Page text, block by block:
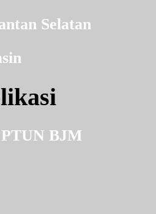
Selatan
BJM